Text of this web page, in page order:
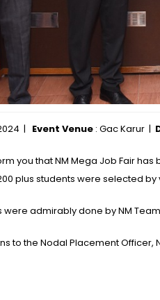
| Event Venue : Gac Karur |
you that NM Mega Job Fair
plus students were selected
admirably done by NM
to the Nodal Placement Officer,